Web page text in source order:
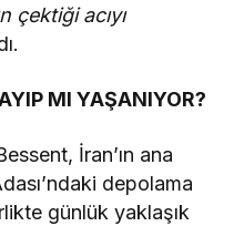
çektiği acıyı
MI YAŞANIYOR?
İran’ın ana
depolama
günlük yaklaşık